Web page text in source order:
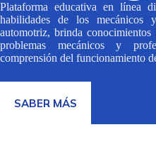
Plataforma educativa en línea
habilidades de los mecánicos
automotriz, brinda
problemas mecánicos y
comprensión del funcionamiento
SABER MÁS